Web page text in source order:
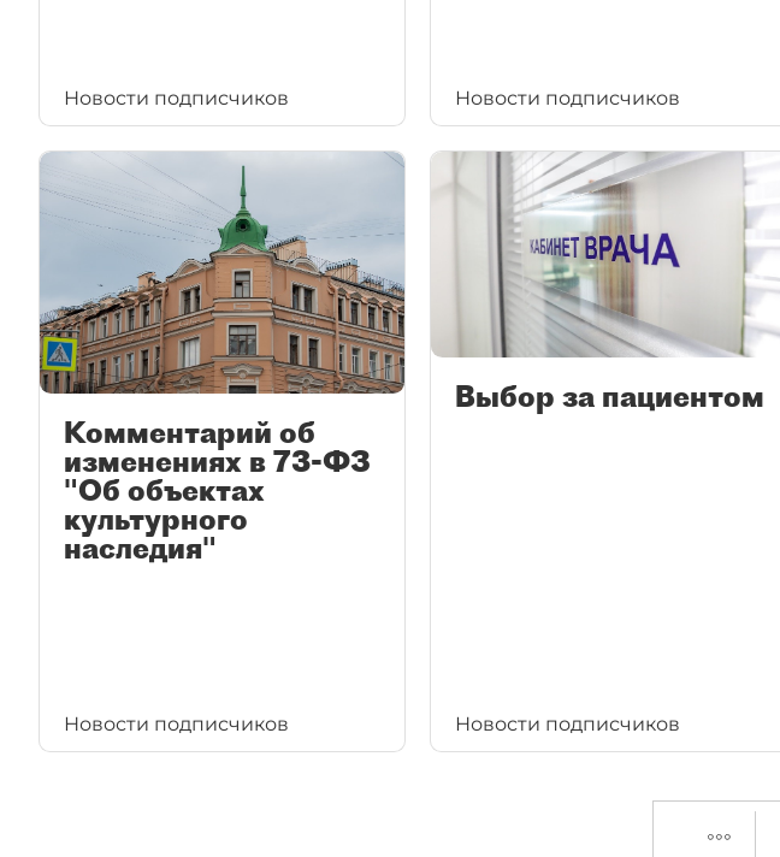
Новости подписчиков Новости подписчиков
Комментарий об
изменениях в 73-ФЗ
"Об объектах
культурного
наследия"
Новости подписчиков
Выбор за пациентом
Новости подписчиков